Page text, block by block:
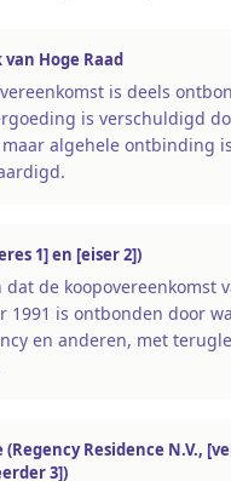
Hoge Raad
is deels
is verschuldigd
maar algehele ontbinding
1] en [eiser 2])
dat de koopovereenkomst
1991 is ontbonden door
en anderen, met
(Regency Residence N.V.,
3])